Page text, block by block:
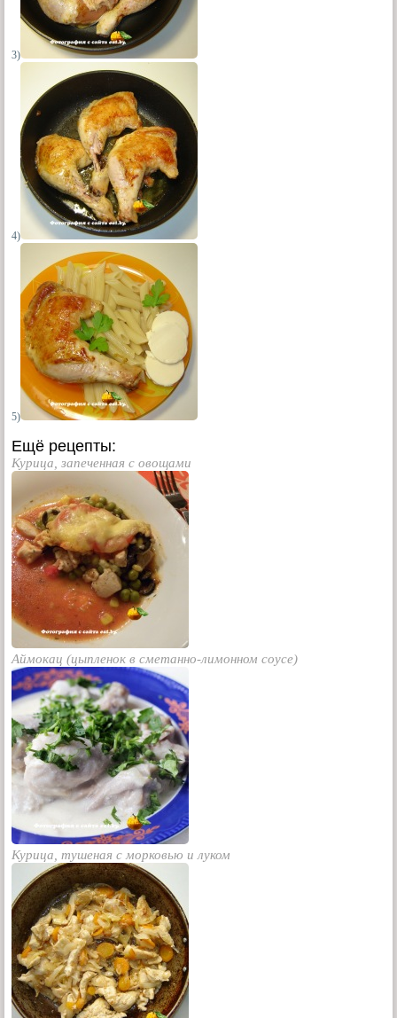
3)
4)
5)
Ещё рецепты:
Курица, запеченная с овощами
Аймокац (цыпленок в сметанно-лимонном соусе)
Курица, тушеная с морковью и луком